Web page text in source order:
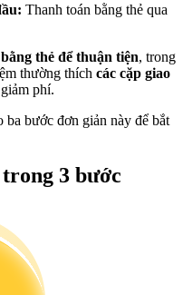
Thanh toán bằng thẻ qua
thẻ để thuận tiện, trong
thường thích các cặp giao
phí.
bước đơn giản này để bắt
3 bước